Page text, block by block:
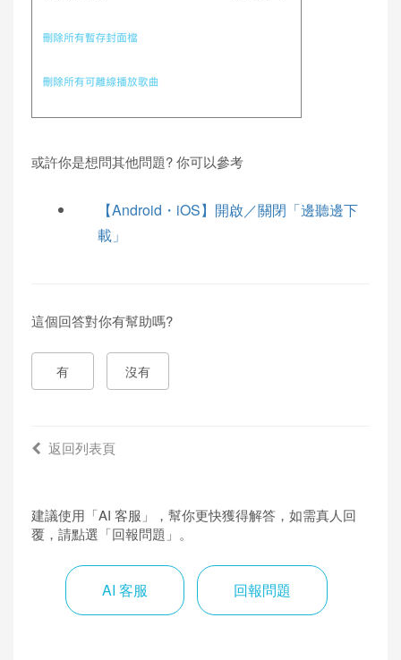
或許你是想問其他問題? 你可以參考
【Android・iOS】開啟／關閉「邊聽邊下
載」
這個回答對你有幫助嗎?
有 沒有
返回列表頁
建議使用「AI 客服」，幫你更快獲得解答，如需真人回
覆，請點選「回報問題」。
AI 客服 回報問題